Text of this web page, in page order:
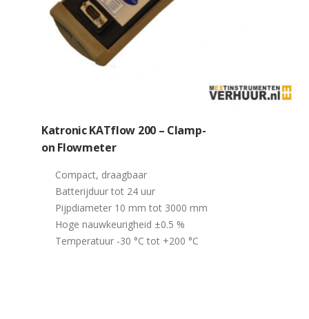
Katronic KATflow 200 – Clamp-
on Flowmeter
Compact, draagbaar
Batterijduur tot 24 uur
Pijpdiameter 10 mm tot 3000 mm
Hoge nauwkeurigheid ±0.5 %
Temperatuur -30 °C tot +200 °C